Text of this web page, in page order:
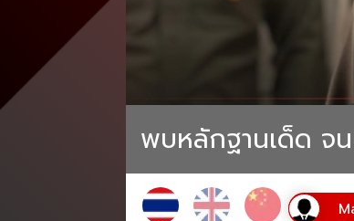
พบหลักฐานเด็ด จ